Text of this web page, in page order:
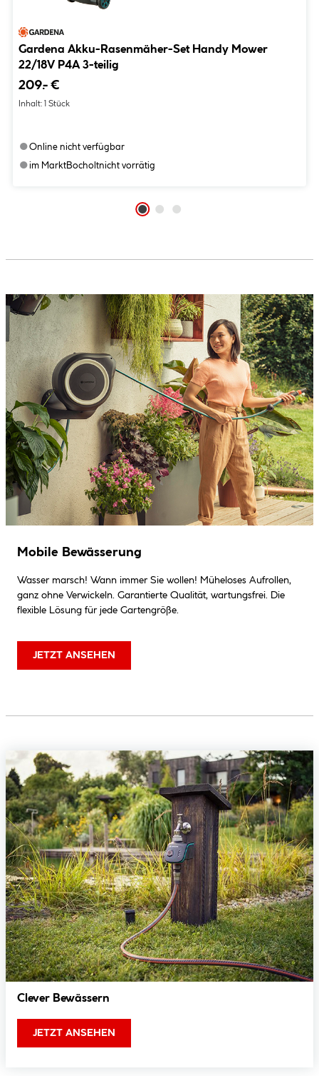
Gardena Akku-Rasenmäher-Set Handy Mower
22/18V P4A 3-teilig
209.- €
Inhalt: 1 Stück
●Online nicht verfügbar
●im MarktBocholtnicht vorrätig
Mobile Bewässerung
Wasser marsch! Wann immer Sie wollen! Müheloses Aufrollen,
ganz ohne Verwickeln. Garantierte Qualität, wartungsfrei. Die
flexible Lösung für jede Gartengröße.
JETZT ANSEHEN
Clever Bewässern
JETZT ANSEHEN